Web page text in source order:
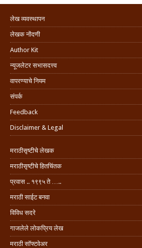
लेख व्यवस्थापन
लेखक नोंदणी
Author Kit
न्यूजलेटर सभासदत्त्व
वापरण्याचे नियम
संपर्क
Feedback
Disclaimer & Legal
मराठीसृष्टीचे लेखक
मराठीसृष्टीचे हितचिंतक
प्रवास .. १९९५ ते …..
मराठी साईट बनवा
विविध सदरे
गाजलेले लोकप्रिय लेख
मराठी सॉफ्टवेअर